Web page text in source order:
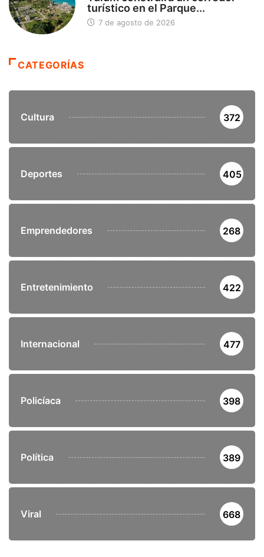
turístico en el Parque...
7 de agosto de 2026
CATEGORÍAS
Cultura 372
Deportes 405
Emprendedores 268
Entretenimiento 422
Internacional 477
Policíaca 398
Política 389
Viral 668